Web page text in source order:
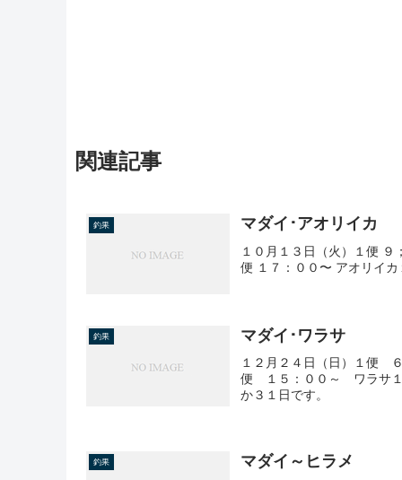
関連記事
釣果 マダイ･アオリイカ
１０月１３日（火）１便
便 １７：００〜 アオリイカ
釣果 マダイ･ワラサ
１２月２４日（日）１便
便 １５：００～ ワラサ１
か３１日です。
釣果 マダイ～ヒラメ